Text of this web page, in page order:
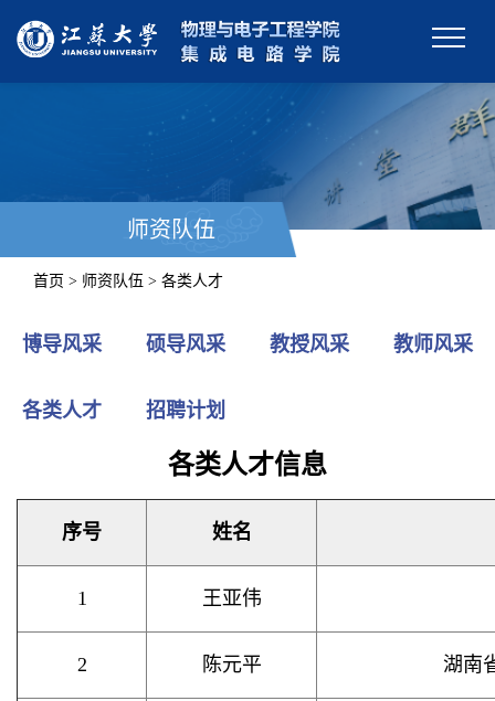
师资队伍
首页 > 师资队伍 > 各类人才
博导风采 硕导风采 教授风采 教师风采
各类人才 招聘计划
各类人才信息
序号 姓名
1 王亚伟
2 陈元平 湖南